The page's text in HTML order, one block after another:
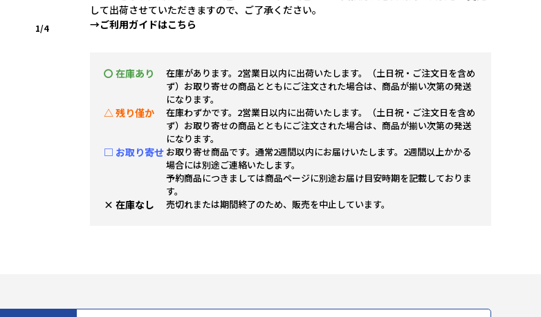
1/4
して出荷させていただきますので、ご了承ください。
→ご利用ガイドはこちら
〇 在庫あり
在庫があります。2営業日以内に出荷いたします。（土日祝・ご注文日を含め
ず）お取り寄せの商品とともにご注文された場合は、商品が揃い次第の発送
になります。
△ 残り僅か
在庫わずかです。2営業日以内に出荷いたします。（土日祝・ご注文日を含め
ず）お取り寄せの商品とともにご注文された場合は、商品が揃い次第の発送
になります。
□ お取り寄せ お取り寄せ商品です。通常2週間以内にお届けいたします。2週間以上かかる
場合には別途ご連絡いたします。
予約商品につきましては商品ページに別途お届け目安時期を記載しておりま
す。
× 在庫なし 売切れまたは期間終了のため、販売を中止しています。